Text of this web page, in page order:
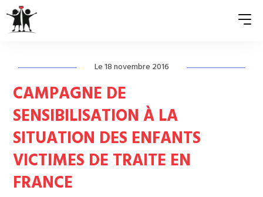
QUI SOMMES-NOUS ?
ASSOCIATIONS MEMBRES
NOS ACTIONS
S’ENGAGER
Le 18 novembre 2016
CAMPAGNE DE
SENSIBILISATION À LA
SITUATION DES ENFANTS
VICTIMES DE TRAITE EN
FRANCE